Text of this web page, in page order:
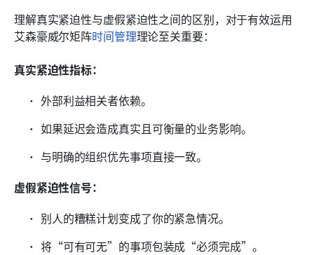
理解真实紧迫性与虚假紧迫性之间的区别，对于有效运用
艾森豪威尔矩阵时间管理理论至关重要：
真实紧迫性指标：
外部利益相关者依赖。
如果延迟会造成真实且可衡量的业务影响。
与明确的组织优先事项直接一致。
虚假紧迫性信号：
别人的糟糕计划变成了你的紧急情况。
将“可有可无”的事项包装成“必须完成”。